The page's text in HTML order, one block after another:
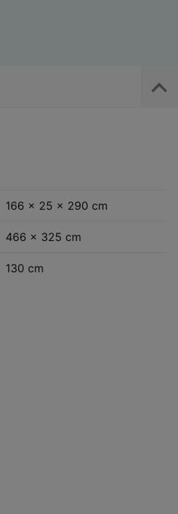
166 x 25 x 290 cm
466 x 325 cm
130 cm